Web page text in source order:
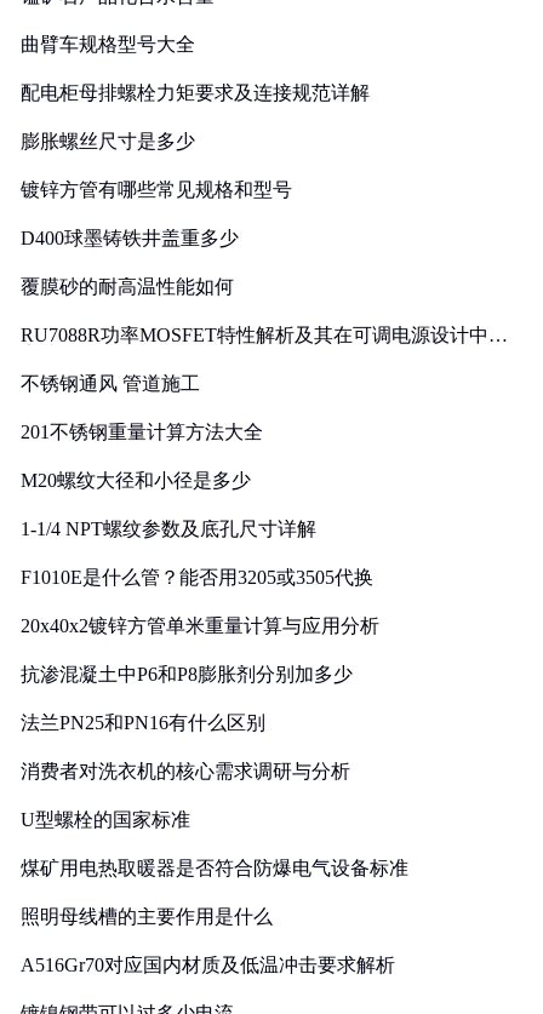
曲臂车规格型号大全
配电柜母排螺栓力矩要求及连接规范详解
膨胀螺丝尺寸是多少
镀锌方管有哪些常见规格和型号
D400球墨铸铁井盖重多少
覆膜砂的耐高温性能如何
RU7088R功率MOSFET特性解析及其在可调电源设计中的
不锈钢通风 管道施工
201不锈钢重量计算方法大全
M20螺纹大径和小径是多少
1-1/4 NPT螺纹参数及底孔尺寸详解
F1010E是什么管？能否用3205或3505代换
20x40x2镀锌方管单米重量计算与应用分析
抗渗混凝土中P6和P8膨胀剂分别加多少
法兰PN25和PN16有什么区别
消费者对洗衣机的核心需求调研与分析
U型螺栓的国家标准
煤矿用电热取暖器是否符合防爆电气设备标准
照明母线槽的主要作用是什么
A516Gr70对应国内材质及低温冲击要求解析